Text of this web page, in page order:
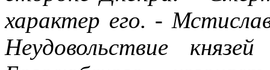
характер его. -
Неудовольствие